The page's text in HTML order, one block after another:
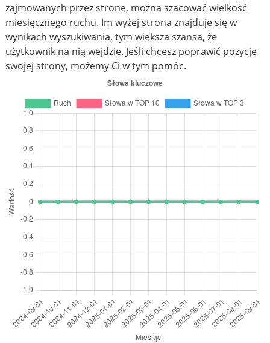
zajmowanych przez stronę, można szacować wielkość
miesięcznego ruchu. Im wyżej strona znajduje się w
wynikach wyszukiwania, tym większa szansa, że
użytkownik na nią wejdzie. Jeśli chcesz poprawić pozycje
swojej strony, możemy Ci w tym pomóc.